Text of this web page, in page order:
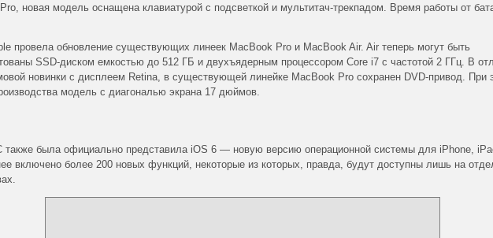
новая модель оснащена клавиатурой с подсветкой и мультитач-трекпадом. Время работы от
провела обновление существующих линеек MacBook Pro и MacBook Air. Air теперь могут быть
SSD-диском емкостью до 512 ГБ и двухъядерным процессором Core i7 с частотой 2 ГГц. В
новинки с дисплеем Retina, в существующей линейке MacBook Pro сохранен DVD-привод. При
модель с диагональю экрана 17 дюймов.
также была официально представила iOS 6 — новую версию операционной системы для iPhone,
включено более 200 новых функций, некоторые из которых, правда, будут доступны лишь на